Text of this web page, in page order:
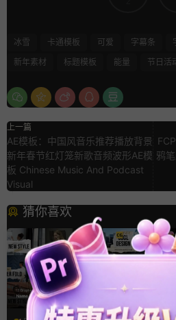
冰雪 卡通模板 可爱 字幕条
新年素材
标题模板 能量 节日活
上一篇
AE模板：中国风音乐推荐播放背景
新年春节红灯笼新歌音频波形AE模
板 Chinese Music And Podcast
Visual
鸦
猜你喜欢